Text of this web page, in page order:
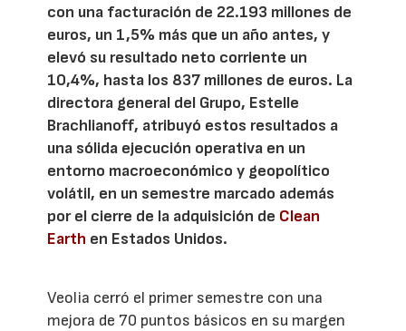
con una facturación de 22.193 millones de
euros, un 1,5% más que un año antes, y
elevó su resultado neto corriente un
10,4%, hasta los 837 millones de euros. La
directora general del Grupo, Estelle
Brachlianoff, atribuyó estos resultados a
una sólida ejecución operativa en un
entorno macroeconómico y geopolítico
volátil, en un semestre marcado además
por el cierre de la adquisición de Clean
Earth en Estados Unidos.
Veolia cerró el primer semestre con una
mejora de 70 puntos básicos en su margen